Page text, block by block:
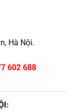
Hà Nội.
602 688